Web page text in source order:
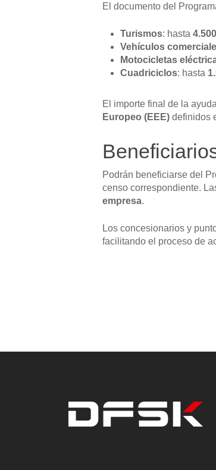
El documento del
Turismos: hasta
Vehículos
Motocicletas
Cuadriciclos: hasta
El importe final de la
Europeo (EEE) definidos
Podrán beneficiarse del
censo correspondiente.
empresa.
Los concesionarios y
facilitando el proceso de